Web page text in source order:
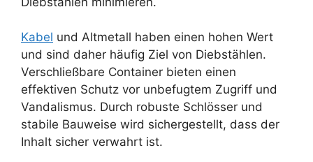
Kabel und Altmetall haben einen hohen Wert
und sind daher häufig Ziel von Diebstählen.
Verschließbare Container bieten einen
effektiven Schutz vor unbefugtem Zugriff und
Vandalismus. Durch robuste Schlösser und
stabile Bauweise wird sichergestellt, dass der
Inhalt sicher verwahrt ist.